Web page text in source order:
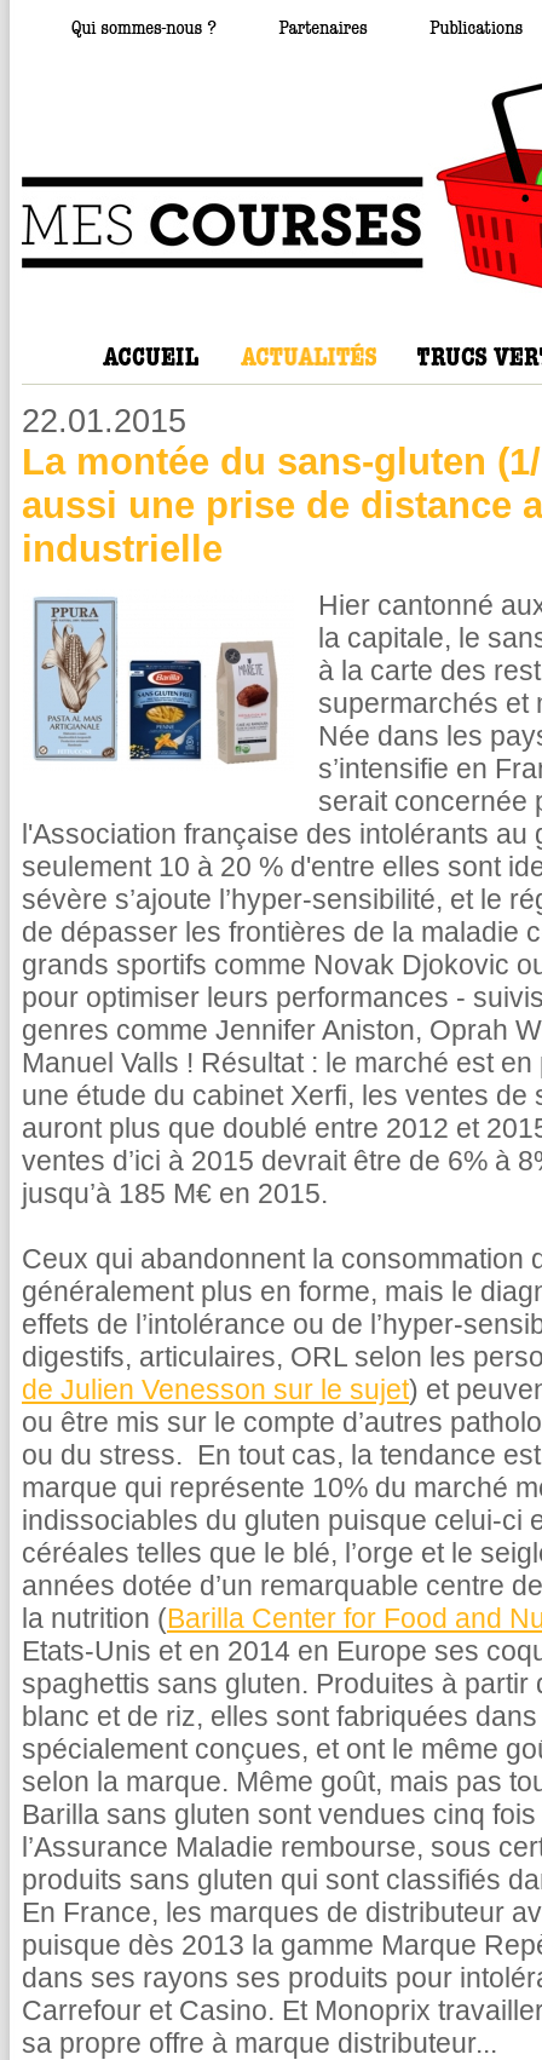
22.01.2015
La montée du sans-gluten
aussi une prise de distance
industrielle
Hier cantonné
la capitale, le
à la carte des
supermarchés et
Née dans les
s’intensifie en
serait concernée
l'Association française des intolérants au
seulement 10 à 20 % d'entre elles sont
sévère s’ajoute l’hyper-sensibilité, et le
de dépasser les frontières de la maladie
grands sportifs comme Novak Djokovic
pour optimiser leurs performances -
genres comme Jennifer Aniston, Oprah
Manuel Valls ! Résultat : le marché est
une étude du cabinet Xerfi, les ventes
auront plus que doublé entre 2012 et
ventes d’ici à 2015 devrait être de 6% à
jusqu’à 185 M€ en 2015.
Ceux qui abandonnent la consommation
généralement plus en forme, mais le
effets de l’intolérance ou de l’hyper-
digestifs, articulaires, ORL selon les
de Julien Venesson sur le sujet) et
ou être mis sur le compte d’autres
ou du stress. En tout cas, la tendance
marque qui représente 10% du marché
indissociables du gluten puisque celui-ci
céréales telles que le blé, l’orge et le
années dotée d’un remarquable centre
la nutrition (Barilla Center for Food and
Etats-Unis et en 2014 en Europe ses
spaghettis sans gluten. Produites à
blanc et de riz, elles sont fabriquées
spécialement conçues, et ont le même
selon la marque. Même goût, mais pas
Barilla sans gluten sont vendues cinq
l’Assurance Maladie rembourse, sous
produits sans gluten qui sont classifiés
En France, les marques de distributeur
puisque dès 2013 la gamme Marque
dans ses rayons ses produits pour
Carrefour et Casino. Et Monoprix
sa propre offre à marque distributeur...